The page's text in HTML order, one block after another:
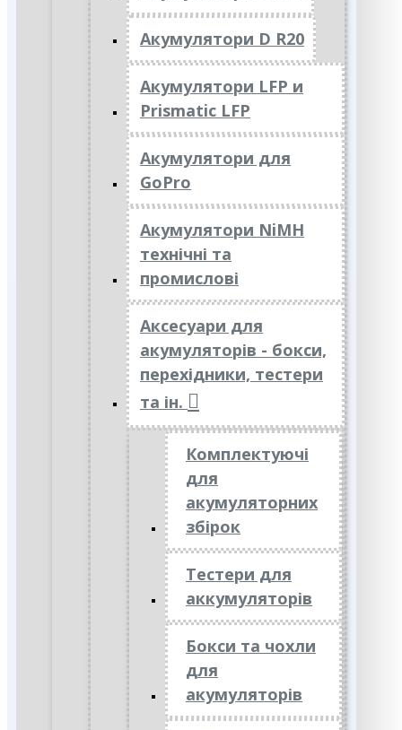
Акумулятори D R20
Акумулятори LFP и
Prismatic LFP
Акумулятори для
GoPro
Акумулятори NiMH
технічні та
промислові
Аксесуари для
акумуляторів - бокси,
перехідники, тестери
та ін.
Комплектуючі
для
акумуляторних
збірок
Тестери для
аккумуляторів
Бокси та чохли
для
акумуляторів